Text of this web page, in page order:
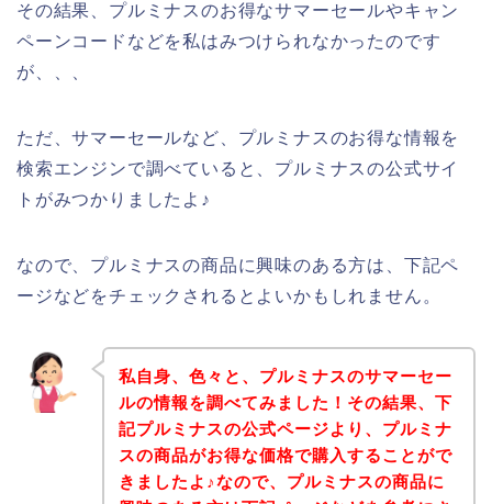
その結果、プルミナスのお得なサマーセールやキャン
ペーンコードなどを私はみつけられなかったのです
が、、、
ただ、サマーセールなど、プルミナスのお得な情報を
検索エンジンで調べていると、プルミナスの公式サイ
トがみつかりましたよ♪
なので、プルミナスの商品に興味のある方は、下記ペ
ージなどをチェックされるとよいかもしれません。
私自身、色々と、プルミナスのサマーセー
ルの情報を調べてみました！その結果、下
記プルミナスの公式ページより、プルミナ
スの商品がお得な価格で購入することがで
きましたよ♪なので、プルミナスの商品に